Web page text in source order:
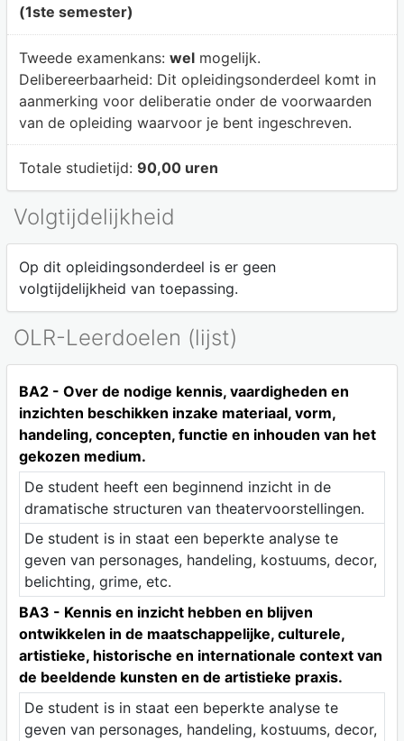
(1ste semester)
Tweede examenkans: welmogelijk.
Delibereerbaarheid: Dit opleidingsonderdeel komt in
aanmerking voor deliberatie onder de voorwaarden
van de opleiding waarvoor je bent ingeschreven.
Totale studietijd: 90,00 uren
Volgtijdelijkheid
Op dit opleidingsonderdeel is er geen
volgtijdelijkheid van toepassing.
OLR-Leerdoelen (lijst)
BA2 - Over de nodige kennis, vaardigheden en
inzichten beschikken inzake materiaal, vorm,
handeling, concepten, functie en inhouden van het
gekozen medium.
De student heeft een beginnend inzicht in de
dramatische structuren van theatervoorstellingen.
De student is in staat een beperkte analyse te
geven van personages, handeling, kostuums, decor,
belichting, grime, etc.
BA3 - Kennis en inzicht hebben en blijven
ontwikkelen in de maatschappelijke, culturele,
artistieke, historische en internationale context van
de beeldende kunsten en de artistieke praxis.
De student is in staat een beperkte analyse te
geven van personages, handeling, kostuums, decor,